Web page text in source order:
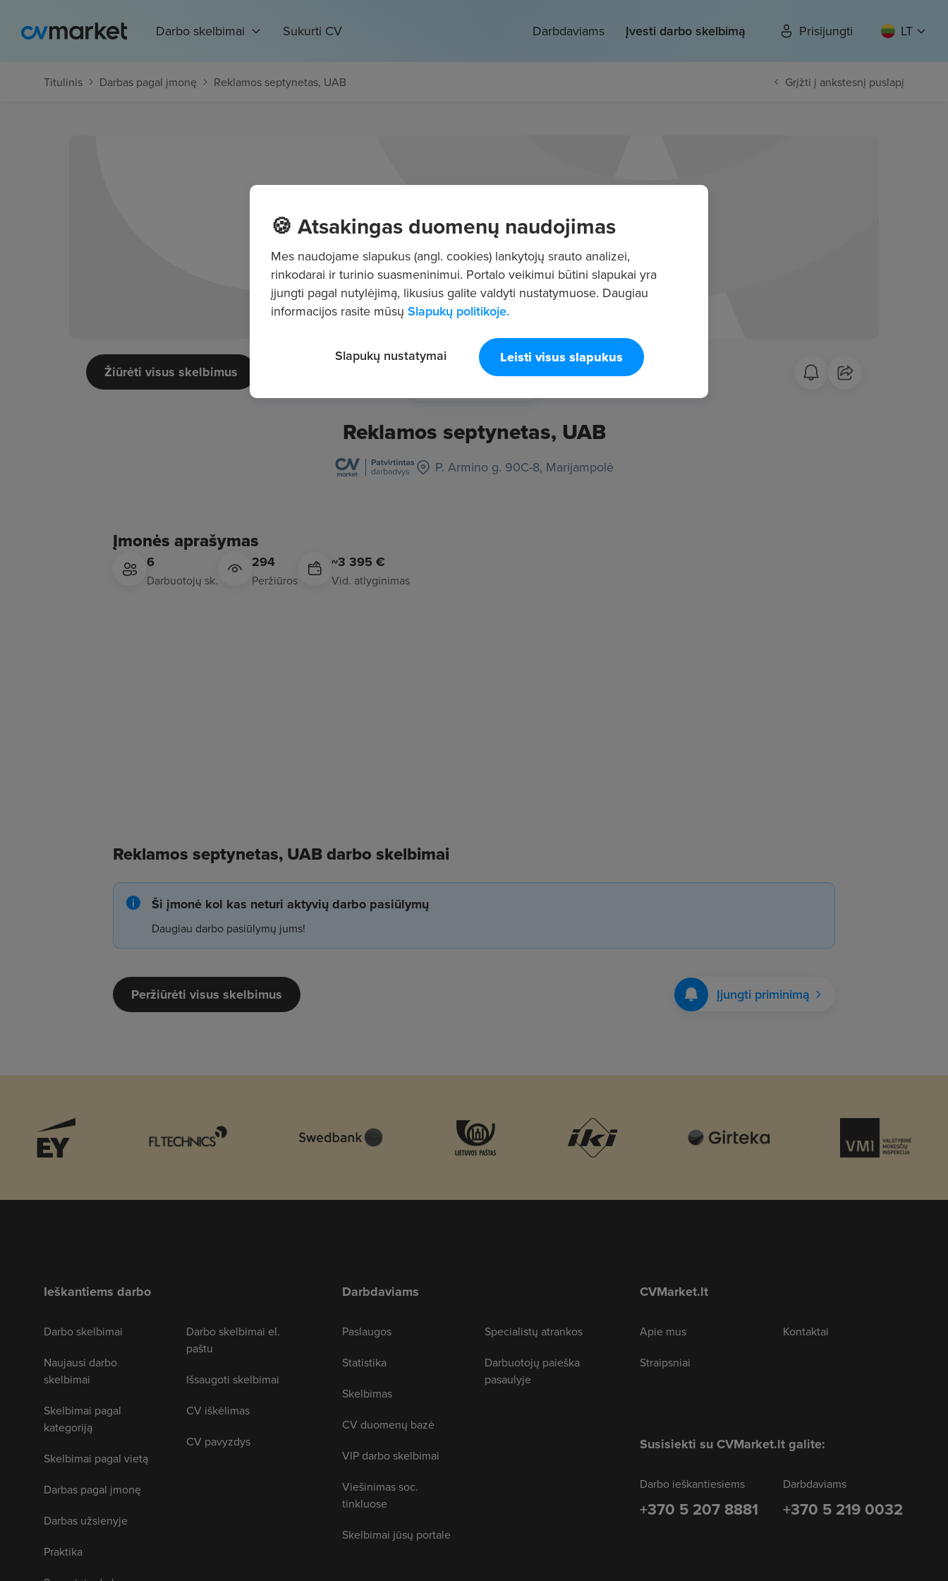
Darbo skelbimai Sukurti CV Darbdaviams Įvesti darbo skelbimą Prisijungti LT
Titulinis Darbas pagal įmonę Reklamos septynetas, UAB Grįžti į ankstesnį puslapį
Žiūrėti visus skelbimus
Reklamos septynetas, UAB
P. Armino g. 90C-8, Marijampolė
Įmonės aprašymas
6
Darbuotojų sk.
294
Peržiūros
~3 395 €
Vid. atlyginimas
Reklamos septynetas, UAB darbo skelbimai
Ši įmonė kol kas neturi aktyvių darbo pasiūlymų
Daugiau darbo pasiūlymų jums!
Peržiūrėti visus skelbimus Įjungti priminimą
Ieškantiems darbo
Darbo skelbimai
Naujausi darbo
skelbimai
Skelbimai pagal
kategoriją
Skelbimai pagal vietą
Darbas pagal įmonę
Darbas užsienyje
Praktika
Darbo skelbimai el.
paštu
Išsaugoti skelbimai
CV iškėlimas
CV pavyzdys
Darbdaviams
Paslaugos
Statistika
Skelbimas
CV duomenų bazė
VIP darbo skelbimai
Viešinimas soc.
tinkluose
Skelbimai jūsų portale
Specialistų atrankos
Darbuotojų paieška
pasaulyje
CVMarket.lt
Apie mus
Straipsniai
Kontaktai
Susisiekti su CVMarket.lt galite:
Darbo ieškantiesiems
+370 5 207 8881
Darbdaviams
+370 5 219 0032
🍪 Atsakingas duomenų naudojimas
Mes naudojame slapukus (angl. cookies) lankytojų srauto analizei,
rinkodarai ir turinio suasmeninimui. Portalo veikimui būtini slapukai yra
įjungti pagal nutylėjimą, likusius galite valdyti nustatymuose. Daugiau
informacijos rasite mūsų Slapukų politikoje.
Leisti visus slapukus
Slapukų nustatymai